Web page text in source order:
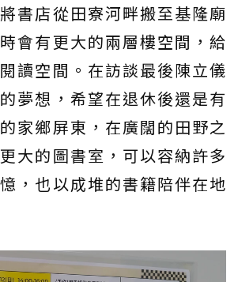
書店從田寮河畔搬至基隆廟
會有更大的兩層樓空間，給
讀空間。在訪談最後陳立儀
夢想，希望在退休後還是有
家鄉屏東，在廣闊的田野之
大的圖書室，可以容納許多
，也以成堆的書籍陪伴在地